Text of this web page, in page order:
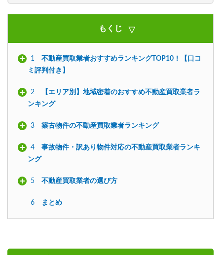
もくじ
1
不動産買取業者おすすめランキングTOP10！【口コ
ミ評判付き】
2
【エリア別】地域密着のおすすめ不動産買取業者ラ
ンキング
3 築古物件の不動産買取業者ランキング
4
事故物件・訳あり物件対応の不動産買取業者ランキ
ング
5 不動産買取業者の選び方
6 まとめ